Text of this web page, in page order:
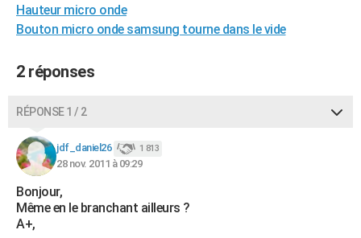
GUIDES D'ACHAT
CARTE DE VOEUX
Carte de Noël
Carte Bonne année
Carte Saint-Valentin
Carte Pâques
Carte d'anniversaire
DICTIONNAIRE
Dictionnaire
Biographies
Citations
Expressions
Proverbes
PROGRAMME TV
S'inscrire
Se connecter
Lycées
Collèges
Primaires
Universités
Entreprises
Service militaire
Avis de recherche
AVIS DE DÉCÈS
Hauteur micro onde
Bouton micro onde samsung tourne dans le vide
2 réponses
RÉPONSE 1 / 2
jdf_daniel26 1 813
28 nov. 2011 à 09:29
Bonjour,
Même en le branchant ailleurs ?
A+,